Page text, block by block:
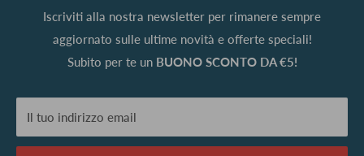
Iscriviti alla nostra newsletter per rimanere sempre
aggiornato sulle ultime novità e offerte speciali!
Subito per te un BUONO SCONTO DA €5!
Il tuo indirizzo email